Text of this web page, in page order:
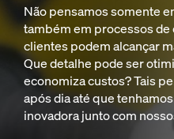
Não pensamos somente
também em processos
clientes podem alcançar
Que detalhe pode ser
economiza custos? Tais
após dia até que
inovadora junto com